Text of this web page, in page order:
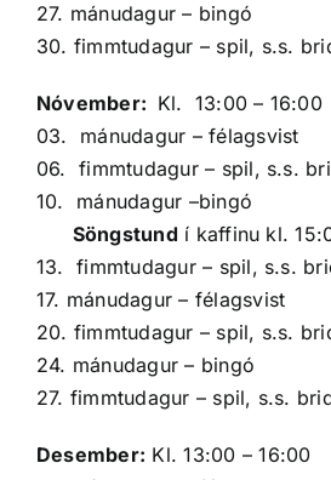
27. mánudagur – bingó
30. fimmtudagur – spil, s.s.
Nóvember: Kl. 13:00 – 16:00
03. mánudagur – félagsvist
06. fimmtudagur – spil, s.s.
10. mánudagur –bingó
Söngstund í kaffinu kl.
13. fimmtudagur – spil, s.s.
17. mánudagur – félagsvist
20. fimmtudagur – spil, s.s.
24. mánudagur – bingó
27. fimmtudagur – spil, s.s.
Desember: Kl. 13:00 – 16:00